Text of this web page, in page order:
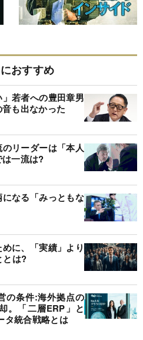
おすすめ
」若者への豊田章男
も出なかった
リーダーは「本人
一流は?
なる「みっともな
に、「実績」より
とは?
の条件:海外拠点の
。「二層ERP」と
タ統合戦略とは